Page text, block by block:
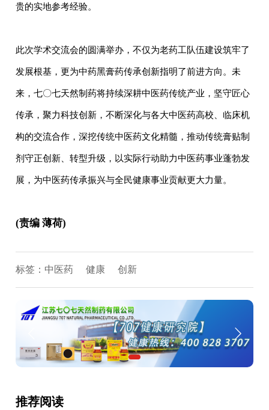
贵的实地参考经验。
此次学术交流会的圆满举办，不仅为老药工队伍建设筑牢了
发展根基，更为中药黑膏药传承创新指明了前进方向。未
来，七〇七天然制药将持续深耕中医药传统产业，坚守匠心
传承，聚力科技创新，不断深化与各大中医药高校、临床机
构的交流合作，深挖传统中医药文化精髓，推动传统膏贴制
剂守正创新、转型升级，以实际行动助力中医药事业蓬勃发
展，为中医药传承振兴与全民健康事业贡献更大力量。
(责编 薄荷)
标签： 中医药 健康 创新
推荐阅读